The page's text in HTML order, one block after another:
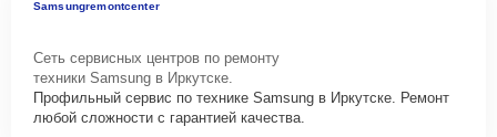
Samsungremontcenter
Сеть сервисных центров по ремонту
техники Samsung в Иркутске.
Профильный сервис по технике Samsung в Иркутске. Ремонт
любой сложности с гарантией качества.